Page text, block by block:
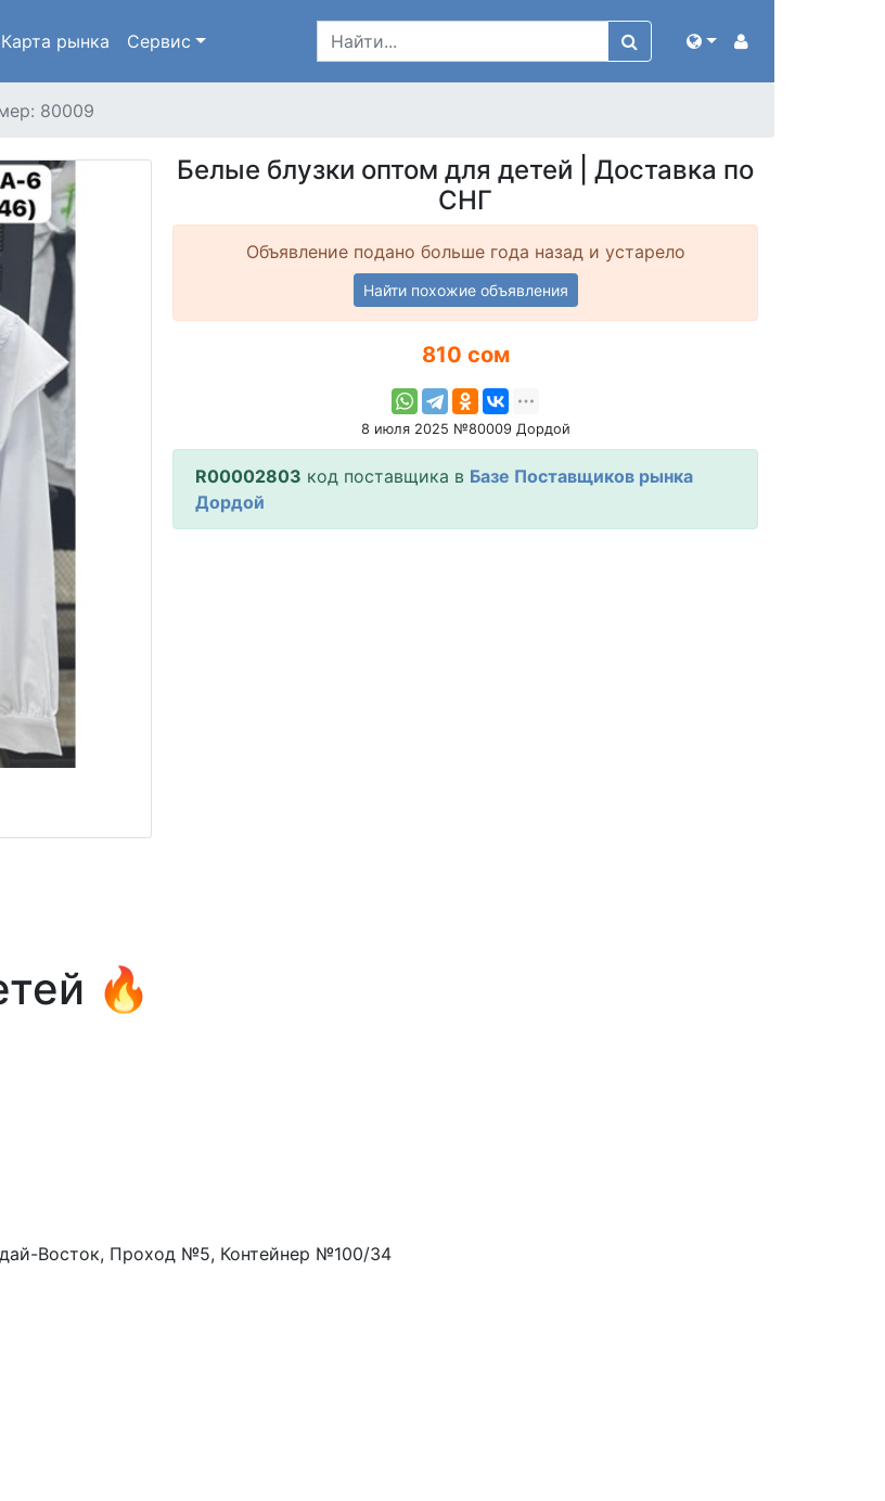
Карта рынка Сервис
80009
Белые блузки оптом для детей | Доставка по
СНГ
Объявление подано больше года назад и устарело
Найти похожие объявления
810 сом
8 июля 2025 №80009 Дордой
R00002803 код поставщика в Базе Поставщиков рынка
Дордой
🔥
Восток, Проход №5, Контейнер №100/34